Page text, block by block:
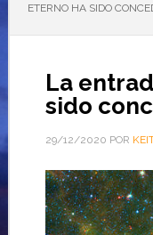
ETERNO HA SIDO
La
sido
29/12/2020 POR